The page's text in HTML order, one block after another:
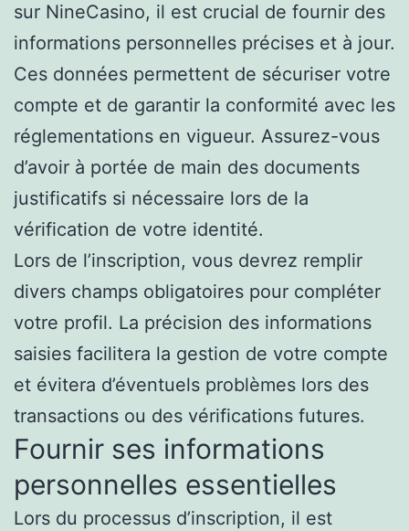
sur NineCasino, il est crucial de fournir des
informations personnelles précises et à jour.
Ces données permettent de sécuriser votre
compte et de garantir la conformité avec les
réglementations en vigueur. Assurez-vous
d’avoir à portée de main des documents
justificatifs si nécessaire lors de la
vérification de votre identité.
Lors de l’inscription, vous devrez remplir
divers champs obligatoires pour compléter
votre profil. La précision des informations
saisies facilitera la gestion de votre compte
et évitera d’éventuels problèmes lors des
transactions ou des vérifications futures.
Fournir ses informations
personnelles essentielles
Lors du processus d’inscription, il est